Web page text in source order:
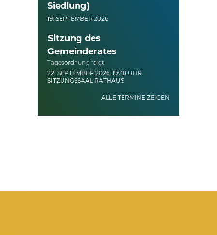
Siedlung)
19. SEPTEMBER 2026
Sitzung des
Gemeinderates
Tagesordnung folgt
22. SEPTEMBER 2026, 19:30 UHR
SITZUNGSSAAL RATHAUS
ALLE TERMINE ZEIGEN